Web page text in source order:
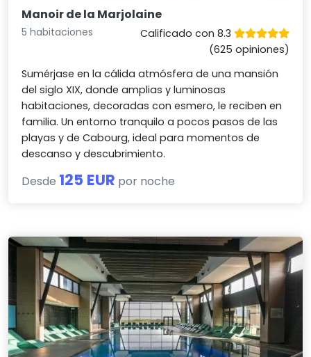
Manoir de la Marjolaine
5 habitaciones
Calificado con 8.3
(625 opiniones)
Sumérjase en la cálida atmósfera de una mansión
del siglo XIX, donde amplias y luminosas
habitaciones, decoradas con esmero, le reciben en
familia. Un entorno tranquilo a pocos pasos de las
playas y de Cabourg, ideal para momentos de
descanso y descubrimiento.
Desde 125 EUR por noche